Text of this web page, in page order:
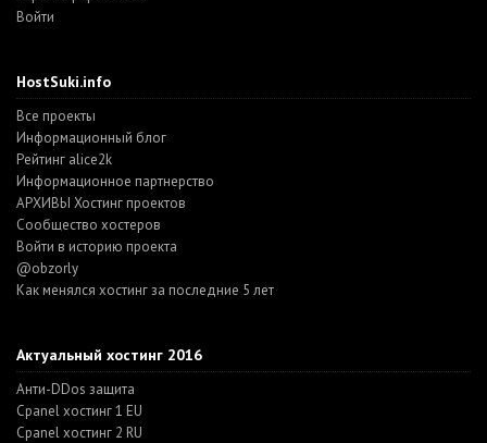
Войти
HostSuki.info
Все проекты
Информационный блог
Рейтинг alice2k
Информационное партнерство
АРХИВЫ Хостинг проектов
Cообщество хостеров
Войти в историю проекта
@obzorly
Как менялся хостинг за последние 5 лет
Актуальный хостинг 2016
Анти-DDos защита
Cpanel хостинг 1 EU
Cpanel хостинг 2 RU